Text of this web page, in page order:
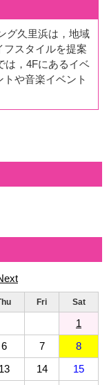
グ久里浜は，地域
フスタイルを提案
は，4Fにあるイベ
や音楽イベント
Fri Sat
1
6 7
8
13 14
15